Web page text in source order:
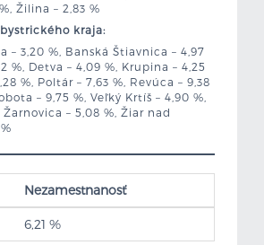
Žilina – 2,83 %
kraja:
– 3,20 %, Banská Štiavnica – 4,97
%, Detva – 4,09 %, Krupina – 4,25
%, Poltár – 7,63 %, Revúca – 9,38
– 9,75 %, Veľký Krtíš – 4,90 %,
Žarnovica – 5,08 %, Žiar nad
Nezamestnanosť
6,21 %